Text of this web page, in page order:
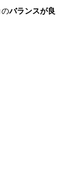
のバランスが良